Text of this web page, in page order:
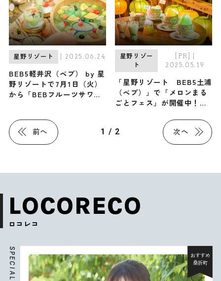
星野リゾート | 2025.06.24
BEB5軽井沢（ベブ） by 星
野リゾートで7月1日（火）
から「BEBフルーツサワー
祭り体験を
星野リゾー
ト
[PR]
2025.05.19
「星野リゾート BEB5土浦
（ベブ）」で「メロンまる
ごとフェス」が開催中！
ロンの魅力を楽しみつくそ
う
前へ 1 / 2 次へ
LOCORECO
ロコレコ
S
P
E
C
I
A
L
おすすめ
桑折町